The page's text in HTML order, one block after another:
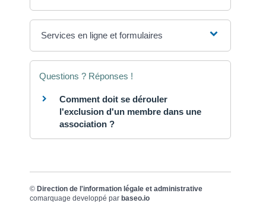
Services en ligne et formulaires
Questions ? Réponses !
Comment doit se dérouler
l'exclusion d'un membre dans une
association ?
© Direction de l'information légale et administrative
comarquage developpé par baseo.io